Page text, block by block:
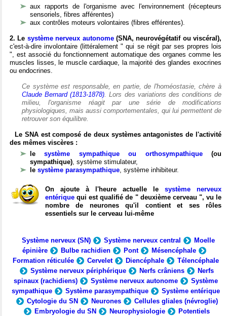
aux rapports de l'organisme avec l'environnement (récepteurs
sensoriels, fibres afférentes)
aux contrôles moteurs volontaires (fibres efférentes).
2. Le système nerveux autonome(SNA, neurovégétatif ou viscéral),
c'est-à-dire involontaire (littéralement " qui se régit par ses propres lois
", est associé du fonctionnement automatique des organes comme les
muscles lisses, le muscle cardiaque, la majorité des glandes exocrines
ou endocrines.
Ce système est responsable, en partie, de l'homéostasie, chère à
Claude Bernard (1813-1878). Lors des variations des conditions de
milieu, l'organisme réagit par une série de modifications
physiologiques, mais aussi comportementales, qui lui permettent de
retrouver son équilibre.
Le SNA est composé de deux systèmes antagonistes de l'activité
des mêmes viscères :
lesystème sympathique ou orthosympathique(ou
sympathique), système stimulateur,
le système parasympathique, système inhibiteur.
On ajoute à l'heure actuelle le système nerveux
entérique qui est qualifié de " deuxième cerveau ", vu le
nombre de neurones qu'il contient et ses rôles
essentiels sur le cerveau lui-même
Système nerveux (SN) Système nerveux central
Moelle
épinière
Bulbe rachidien Pont
Mésencéphale
Formation réticulée
Cervelet Diencéphale
Télencéphale
Système nerveux périphérique
Nerfs crâniens
Nerfs
spinaux (rachidiens)
Système nerveux autonome
Système
sympathique
Système parasympathique
Système entérique
Cytologie du SN
Neurones
Cellules gliales (névroglie)
Embryologie du SN
Neurophysiologie
Potentiels